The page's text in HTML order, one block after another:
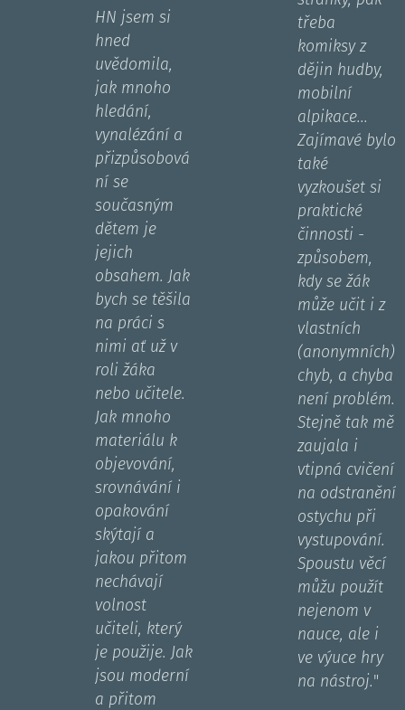
HN jsem si
hned
uvědomila,
jak mnoho
hledání,
vynalézání a
přizpůsobová
ní se
současným
dětem je
jejich
obsahem. Jak
bych se těšila
na práci s
nimi ať už v
roli žáka
nebo učitele.
Jak mnoho
materiálu k
objevování,
srovnávání i
opakování
skýtají a
jakou přitom
nechávají
volnost
učiteli, který
je použije. Jak
jsou moderní
a přitom
třeba
komiksy z
dějin hudby,
mobilní
alpikace...
Zajímavé bylo
také
vyzkoušet si
praktické
činnosti -
způsobem,
kdy se žák
může učit i z
vlastních
(anonymních)
chyb, a chyba
není problém.
Stejně tak mě
zaujala i
vtipná cvičení
na odstranění
ostychu při
vystupování.
Spoustu věcí
můžu použít
nejenom v
nauce, ale i
ve výuce hry
na nástroj."